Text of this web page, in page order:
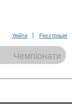
Увійти Реєстрація